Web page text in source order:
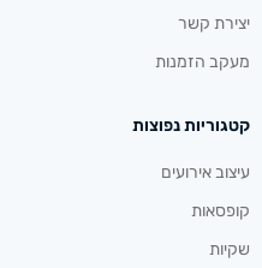
יצירת קשר
מעקב הזמנות
קטגוריות נפוצות
עיצוב אירועים
קופסאות
שקיות